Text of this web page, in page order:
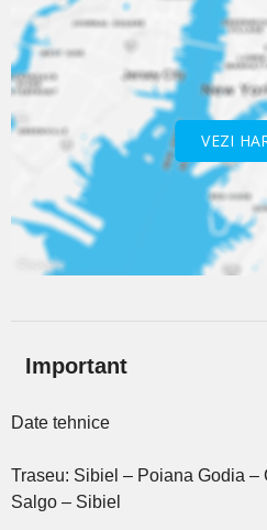
VEZI
Important
Date tehnice
Traseu: Sibiel – Poiana Godia –
Salgo – Sibiel